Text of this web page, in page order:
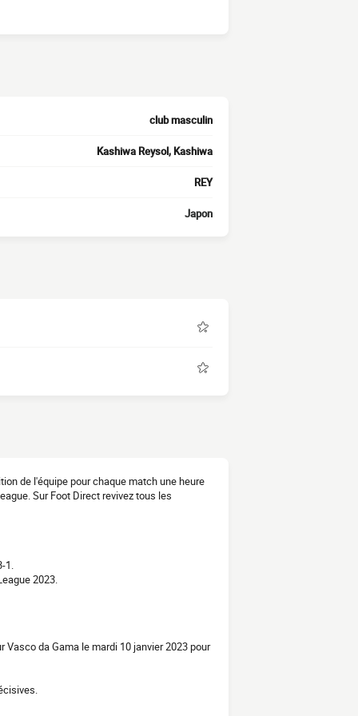
club masculin
Kashiwa Reysol, Kashiwa
REY
Japon
de l'équipe pour chaque match une heure
Sur Foot Direct revivez tous les
1.
2023.
da Gama le mardi 10 janvier 2023 pour